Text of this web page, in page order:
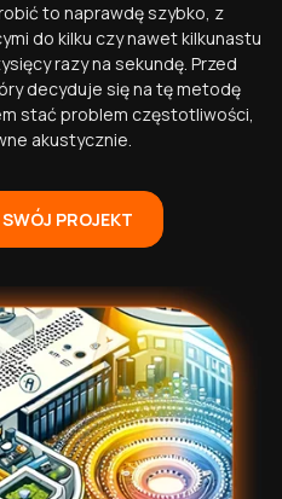
to naprawdę szybko, z
do kilku czy nawet kilkunastu
razy na sekundę. Przed
decyduje się na tę metodę
stać problem częstotliwości,
akustycznie.
PROJEKT